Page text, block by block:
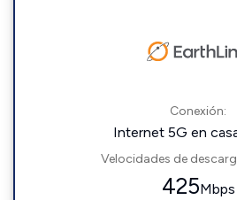
Conexión:
Internet 5G en
Velocidades de
425Mbps